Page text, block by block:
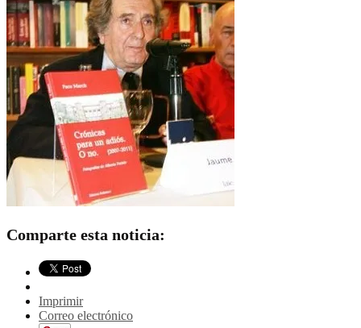
Comparte esta noticia:
Imprimir
Correo electrónico